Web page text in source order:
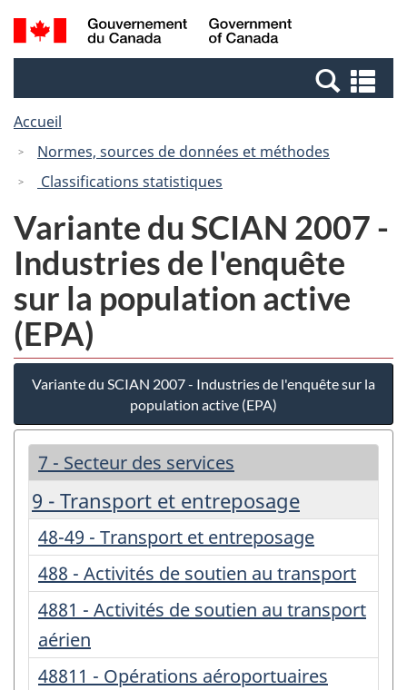
Passer
au
Passer
à
Canada
Recherche
et
et
Accueil
Normes, sources de données et méthodes
Classifications statistiques
Variante du SCIAN 2007 -
Industries de l'enquête
sur la population active
(EPA)
Variante du SCIAN 2007 - Industries de l'enquête sur la
population active (EPA)
7 - Secteur des services
9 - Transport et entreposage
48-49 - Transport et entreposage
488 - Activités de soutien au transport
4881 - Activités de soutien au transport
aérien
48811 - Opérations aéroportuaires